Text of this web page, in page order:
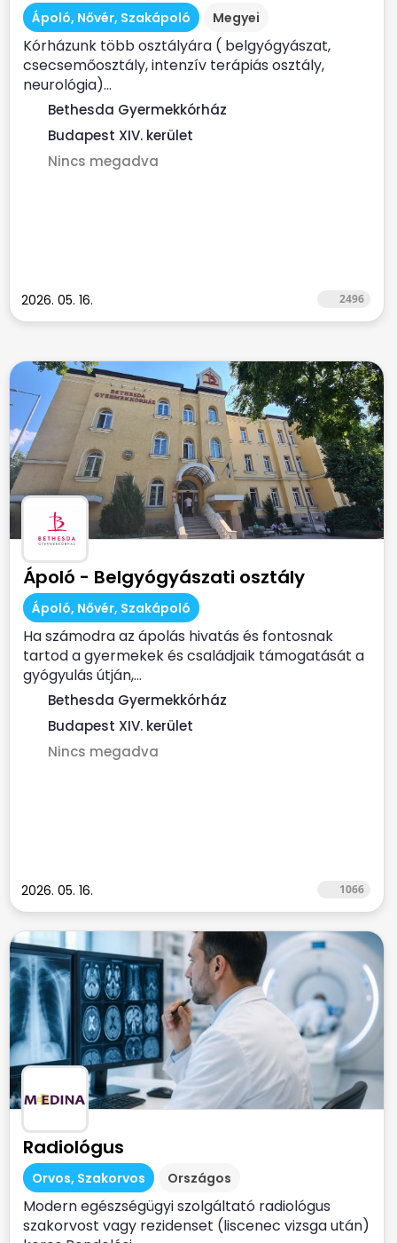
Ápoló, Nővér, Szakápoló Megyei
Kórházunk több osztályára ( belgyógyászat,
csecsemőosztály, intenzív terápiás osztály,
neurológia)...
Bethesda Gyermekkórház
Budapest XIV. kerület
Nincs megadva
2026. 05. 16. 2496
Ápoló - Belgyógyászati osztály
Ápoló, Nővér, Szakápoló
Ha számodra az ápolás hivatás és fontosnak
tartod a gyermekek és családjaik támogatását a
gyógyulás útján,...
Bethesda Gyermekkórház
Budapest XIV. kerület
Nincs megadva
2026. 05. 16. 1066
Radiológus
Orvos, Szakorvos Országos
Modern egészségügyi szolgáltató radiológus
szakorvost vagy rezidenset (liscenec vizsga után)